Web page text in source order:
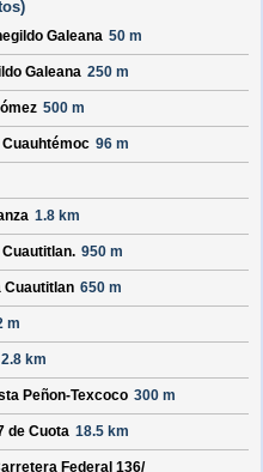
Galeana 50 m
Galeana 250 m
500 m
Cuauhtémoc 96 m
1.8 km
. 950 m
Cuautitlan 650 m
m
2.8 km
Peñon-Texcoco 300 m
de Cuota 18.5 km
Federal 136/